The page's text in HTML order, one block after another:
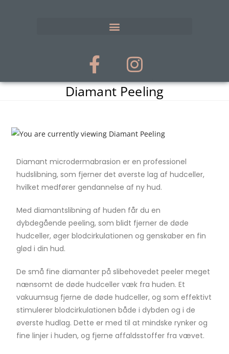
Diamant Peeling
Diamant microdermabrasion er en professionel
hudslibning, som fjerner det øverste lag af hudceller,
hvilket medfører gendannelse af ny hud.
Med diamantslibning af huden får du en
dybdegående peeling, som blidt fjerner de døde
hudceller, øger blodcirkulationen og genskaber en fin
glød i din hud.
De små fine diamanter på slibehovedet peeler meget
nænsomt de døde hudceller væk fra huden. Et
vakuumsug fjerne de døde hudceller, og som effektivt
stimulerer blodcirkulationen både i dybden og i de
øverste hudlag. Dette er med til at mindske rynker og
fine linjer i huden, og fjerne affaldsstoffer fra vævet.